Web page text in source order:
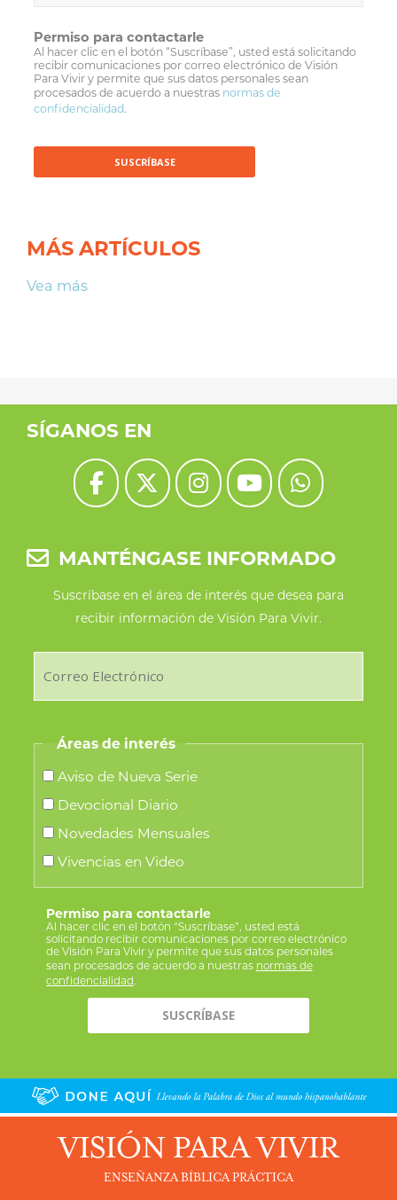
Permiso para contactarle
Al hacer clic en el botón “Suscríbase”, usted está solicitando
recibir comunicaciones por correo electrónico de Visión
Para Vivir y permite que sus datos personales sean
procesados de acuerdo a nuestras normas de
confidencialidad.
MÁS ARTÍCULOS
Vea más
SÍGANOS EN
MANTÉNGASE INFORMADO
Suscríbase en el área de interés que desea para
recibir información de Visión Para Vivir.
Áreas de interés
Aviso de Nueva Serie
Devocional Diario
Novedades Mensuales
Vivencias en Video
Permiso para contactarle
Al hacer clic en el botón “Suscríbase”, usted está
solicitando recibir comunicaciones por correo electrónico
de Visión Para Vivir y permite que sus datos personales
sean procesados de acuerdo a nuestras normas de
confidencialidad.
VISIÓN PARA VIVIR
ENSEÑANZA BÍBLICA PRÁCTICA